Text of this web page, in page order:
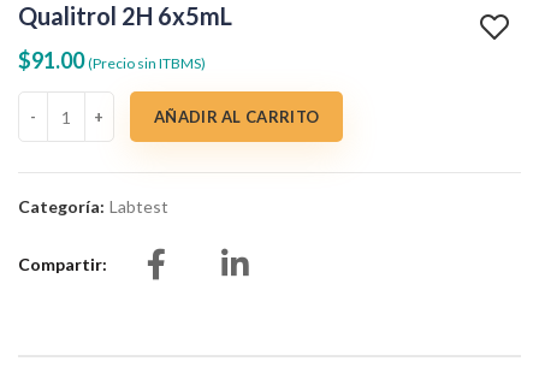
Qualitrol 2H 6x5mL
$91.00 (Precio sin ITBMS)
Qualitrol 2H 6x5mL cantidad
AÑADIR AL CARRITO
Categoría: Labtest
Compartir